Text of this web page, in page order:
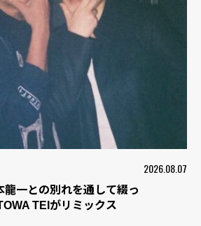
2026.08.07
一との別れを通して綴っ
TEIがリミックス